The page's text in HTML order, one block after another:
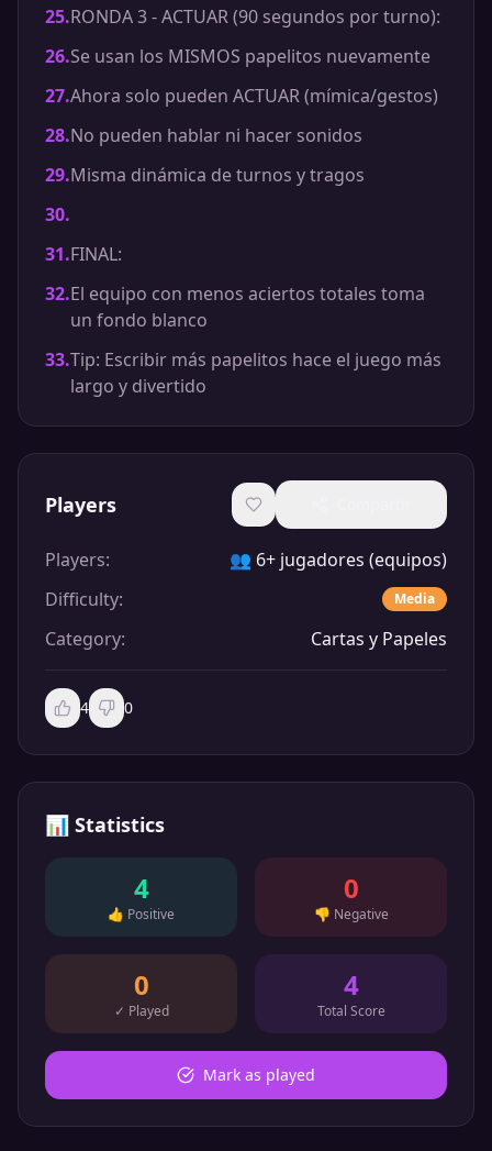
25.RONDA 3 - ACTUAR (90 segundos por turno):
26.Se usan los MISMOS papelitos nuevamente
27.Ahora solo pueden ACTUAR (mímica/gestos)
28.No pueden hablar ni hacer sonidos
29.Misma dinámica de turnos y tragos
30.
31.FINAL:
32.El equipo con menos aciertos totales toma
un fondo blanco
33.Tip: Escribir más papelitos hace el juego más
largo y divertido
Players
Players: 👥 6+ jugadores (equipos)
Difficulty: Media
Category: Cartas y Papeles
4 0
📊 Statistics
4
👍 Positive
0
👎 Negative
0
✓ Played
4
Total Score
Mark as played